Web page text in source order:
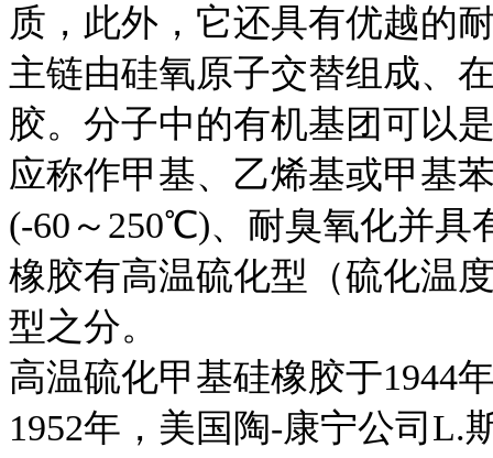
质，此外，它还具有优越的
主链由硅氧原子交替组成、
胶。分子中的有机基团可以
应称作甲基、乙烯基或甲基
(-60～250℃)、耐臭氧化并具
橡胶有高温硫化型（硫化温
型之分。
高温硫化甲基硅橡胶于1944
1952年，美国陶-康宁公司L.